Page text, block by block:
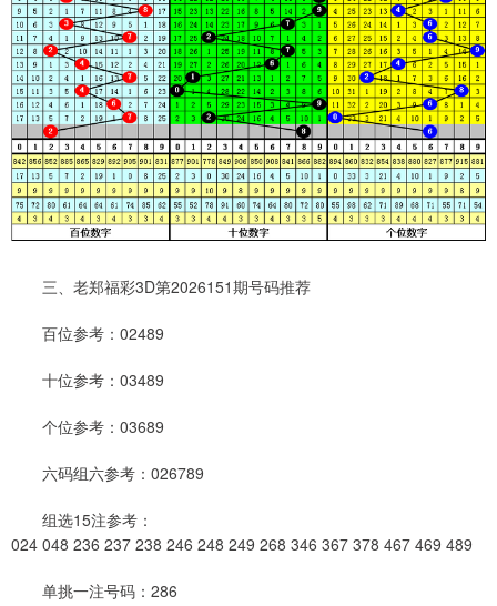
三、老郑福彩3D第2026151期号码推荐
百位参考：02489
十位参考：03489
个位参考：03689
六码组六参考：026789
组选15注参考：
024 048 236 237 238 246 248 249 268 346 367 378 467 469 489
单挑一注号码：286